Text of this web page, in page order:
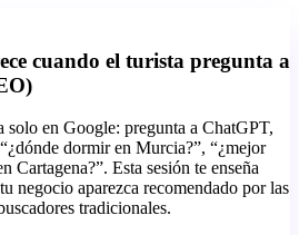
cuando el turista pregunta a
solo en Google: pregunta a ChatGPT,
dormir en Murcia?”, “¿mejor
Cartagena?”. Esta sesión te enseña
negocio aparezca recomendado por las
tradicionales.